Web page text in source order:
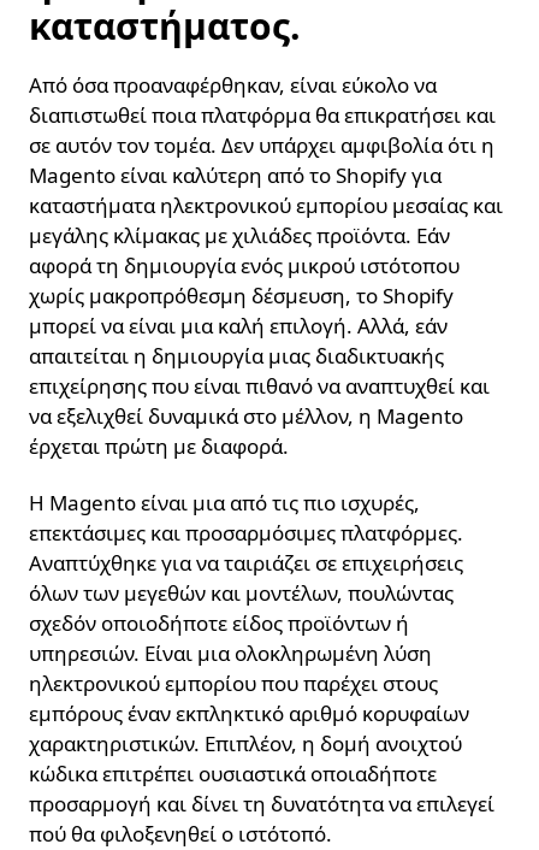
καταστήματος.
Από όσα προαναφέρθηκαν, είναι εύκολο να
διαπιστωθεί ποια πλατφόρμα θα επικρατήσει και
σε αυτόν τον τομέα. Δεν υπάρχει αμφιβολία ότι η
Magento είναι καλύτερη από το Shopify για
καταστήματα ηλεκτρονικού εμπορίου μεσαίας και
μεγάλης κλίμακας με χιλιάδες προϊόντα. Εάν
αφορά τη δημιουργία ενός μικρού ιστότοπου
χωρίς μακροπρόθεσμη δέσμευση, το Shopify
μπορεί να είναι μια καλή επιλογή. Αλλά, εάν
απαιτείται η δημιουργία μιας διαδικτυακής
επιχείρησης που είναι πιθανό να αναπτυχθεί και
να εξελιχθεί δυναμικά στο μέλλον, η Magento
έρχεται πρώτη με διαφορά.
H Magento είναι μια από τις πιο ισχυρές,
επεκτάσιμες και προσαρμόσιμες πλατφόρμες.
Αναπτύχθηκε για να ταιριάζει σε επιχειρήσεις
όλων των μεγεθών και μοντέλων, πουλώντας
σχεδόν οποιοδήποτε είδος προϊόντων ή
υπηρεσιών. Είναι μια ολοκληρωμένη λύση
ηλεκτρονικού εμπορίου που παρέχει στους
εμπόρους έναν εκπληκτικό αριθμό κορυφαίων
χαρακτηριστικών. Επιπλέον, η δομή ανοιχτού
κώδικα επιτρέπει ουσιαστικά οποιαδήποτε
προσαρμογή και δίνει τη δυνατότητα να επιλεγεί
πού θα φιλοξενηθεί ο ιστότοπό.